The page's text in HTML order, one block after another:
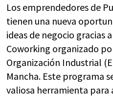
Los emprendedores de
tienen una nueva
ideas de negocio gracias
Coworking organizado
Organización Industrial
Mancha. Este programa
valiosa herramienta para